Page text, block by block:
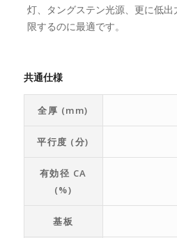
灯、タングステン光源、更に低
限するのに最適です。
共通仕様
全厚 (mm)
平行度 (分)
有効径 CA
(%)
基板